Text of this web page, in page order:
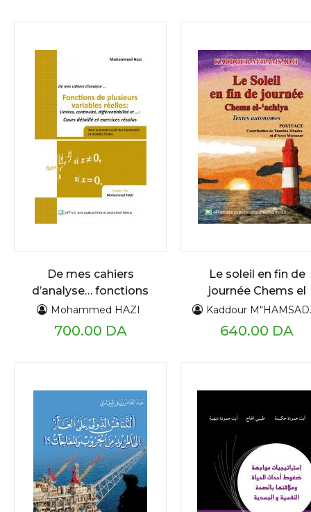
De mes cahiers
d’analyse… fonctions
réelles d’une variable
réelle : limites,
exercices résolus
Mohammed HAZI
700.00 DA
Le soleil en fin de
journée Chems el
achiya
Kaddour
640.00 DA